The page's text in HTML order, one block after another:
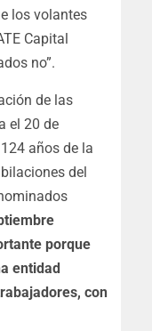
los volantes
Capital
no”.
de las
el 20 de
años de la
del
porque
entidad
con